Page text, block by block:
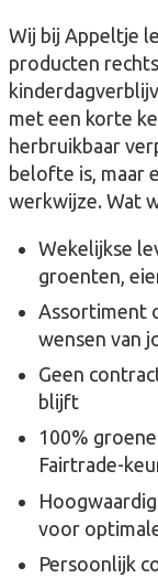
Wij bij Appeltje
producten
met een korte
herbruikbaar
belofte is, maar
werkwijze. Wat
Wekelijkse
groenten,
Assortiment
wensen van
Geen
blijft
100%
Fairtrade-
voor
Persoonlijk